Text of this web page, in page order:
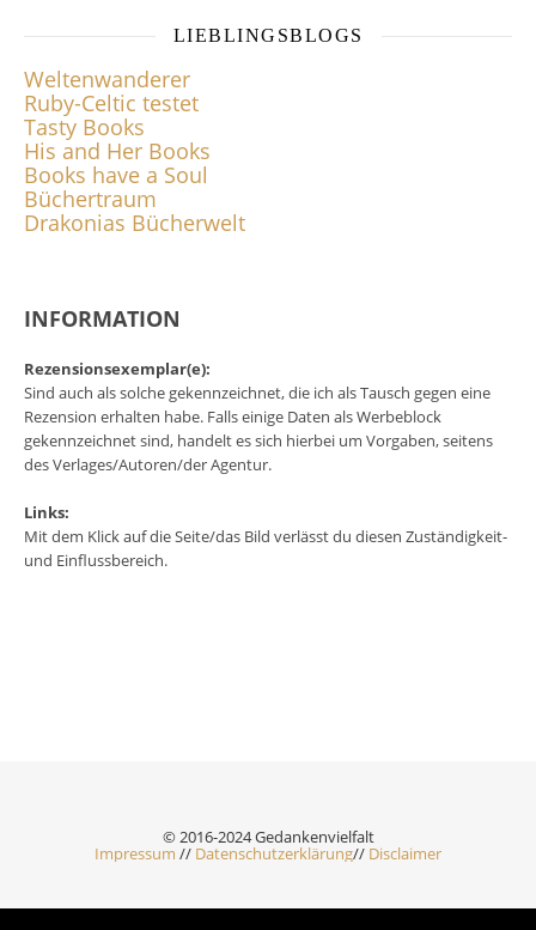
LIEBLINGSBLOGS
Weltenwanderer
Ruby-Celtic testet
Tasty Books
His and Her Books
Books have a Soul
Büchertraum
Drakonias Bücherwelt
INFORMATION
Rezensionsexemplar(e):
Sind auch als solche gekennzeichnet, die ich als Tausch gegen eine
Rezension erhalten habe. Falls einige Daten als Werbeblock
gekennzeichnet sind, handelt es sich hierbei um Vorgaben, seitens
des Verlages/Autoren/der Agentur.
Links:
Mit dem Klick auf die Seite/das Bild verlässt du diesen Zuständigkeit-
und Einflussbereich.
© 2016-2024 Gedankenvielfalt
Impressum // Datenschutzerklärung// Disclaimer